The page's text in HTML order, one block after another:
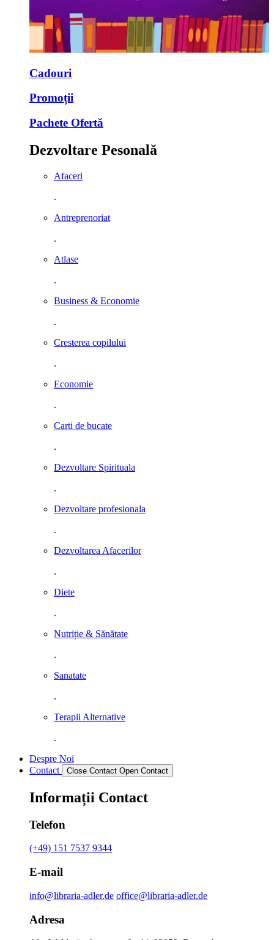
Cadouri
Promoții
Pachete Ofertă
Dezvoltare Pesonală
Afaceri
.
Antreprenoriat
.
Atlase
.
Business & Economie
.
Cresterea copilului
.
Economie
.
Carti de bucate
.
Dezvoltare Spirituala
.
Dezvoltare profesionala
.
Dezvoltarea Afacerilor
.
Diete
.
Nutriție & Sănătate
.
Sanatate
.
Terapii Alternative
.
Despre Noi
Contact
Close Contact Open Contact
Informații Contact
Telefon
(+49) 151 7537 9344
E-mail
info@libraria-adler.de office@libraria-adler.de
Adresa